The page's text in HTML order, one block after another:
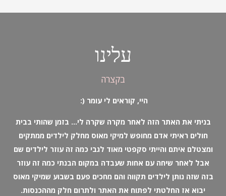
עלינו
בקצרה
היי, קוראים לי עומר (:
בניתי את האתר הזה לאחר מקרה שקרה לי… בזמן שהותי בבית
חולים ראיתי אדם מחופש למיקי מאוס מחלק לילדים ממתקים
ומצטלם איתם והייתי סקפטי מאוד לגבי כמה זה עוזר לילדים שם
אבל לאחר שיחה עם אחות שעבדה במקום הבנתי כמה זה עוזר
בזה שזה נותן לילדים תקווה והם מחכים פעם בשבוע שמיקי מאוס
יבוא אז החלטתי לפתוח את האתר ולתרום חלק מההכנסות.